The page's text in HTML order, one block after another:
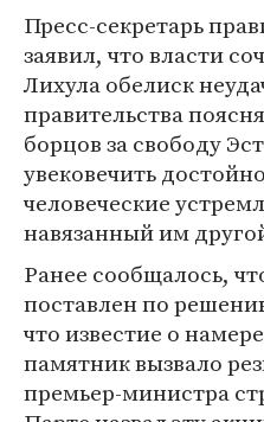
Пресс-секретарь
заявил, что власти
Лихула обелиск
правительства
борцов за свободу
увековечить
человеческие
навязанный им
Ранее сообщалось,
поставлен по
что известие о
памятник вызвало
премьер-министра